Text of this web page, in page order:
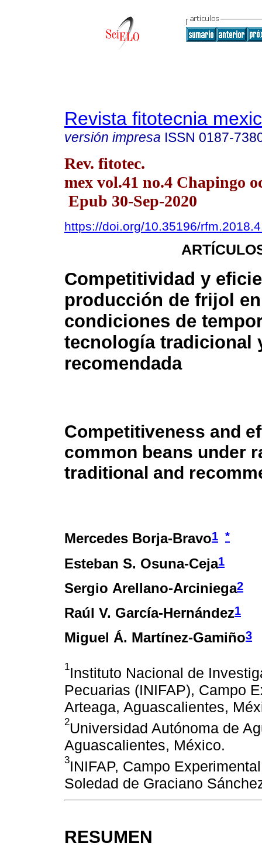
Revista fitotecnia
versión impresa ISSN 0187-
Rev. fitotec.
mex vol.41 no.4 Chapingo
Epub 30-Sep-2020
https://doi.org/10.35196/
Competitividad y
producción de frijol en
condiciones de
tecnología tradicional
recomendada
Competitiveness and
common beans under
traditional and
Mercedes Borja-Bravo1 *
Esteban S. Osuna-Ceja1
Sergio Arellano-Arciniega2
Raúl V. García-Hernández1
Miguel Á. Martínez-Gamiño3
1Instituto Nacional de
Pecuarias (INIFAP), Campo
Arteaga, Aguascalientes,
2Universidad Autónoma de
Aguascalientes, México.
3INIFAP, Campo
Soledad de Graciano
RESUMEN